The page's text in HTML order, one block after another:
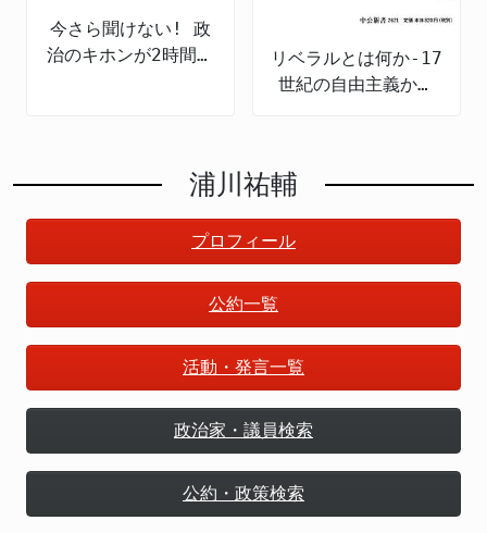
今さら聞けない! 政
治のキホンが2時間で
リベラルとは何か-17
世紀の自由主義から
浦川祐輔
プロフィール
公約一覧
活動・発言一覧
政治家・議員検索
公約・政策検索